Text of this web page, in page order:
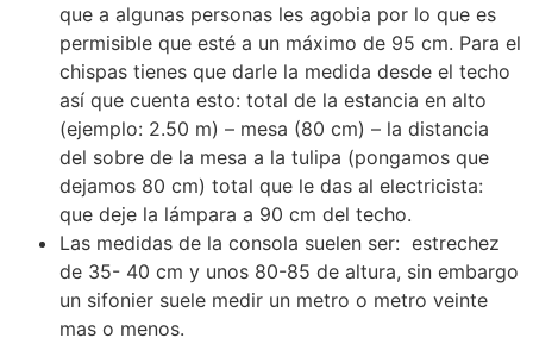
que a algunas personas les agobia por lo que es
permisible que esté a un máximo de 95 cm. Para el
chispas tienes que darle la medida desde el techo
así que cuenta esto: total de la estancia en alto
(ejemplo: 2.50 m) – mesa (80 cm) – la distancia
del sobre de la mesa a la tulipa (pongamos que
dejamos 80 cm) total que le das al electricista:
que deje la lámpara a 90 cm del techo.
Las medidas de la consola suelen ser: estrechez
de 35- 40 cm y unos 80-85 de altura, sin embargo
un sifonier suele medir un metro o metro veinte
mas o menos.